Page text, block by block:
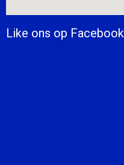
Like ons op Facebook